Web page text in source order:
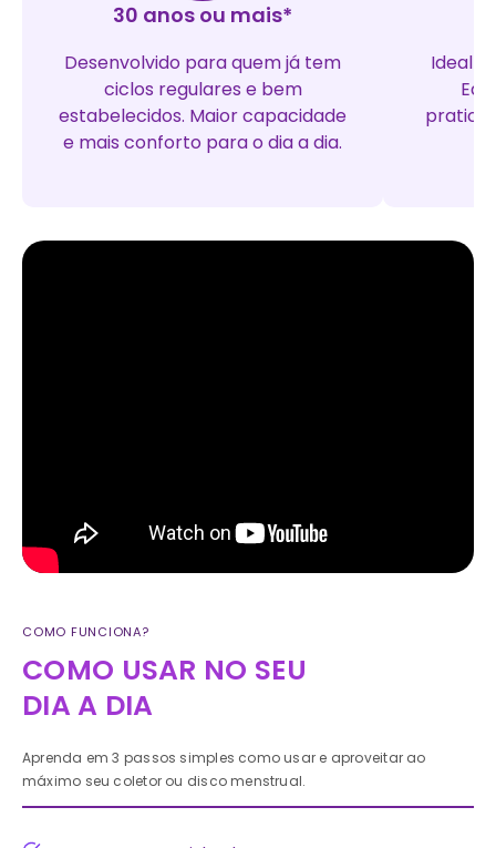
30 anos ou mais*
Desenvolvido para quem já tem
ciclos regulares e bem
estabelecidos. Maior capacidade
e mais conforto para o dia a dia.
Ideal
COMO FUNCIONA?
COMO USAR NO SEU
DIA A DIA
Aprenda em 3 passos simples como usar e aproveitar ao
máximo seu coletor ou disco menstrual.